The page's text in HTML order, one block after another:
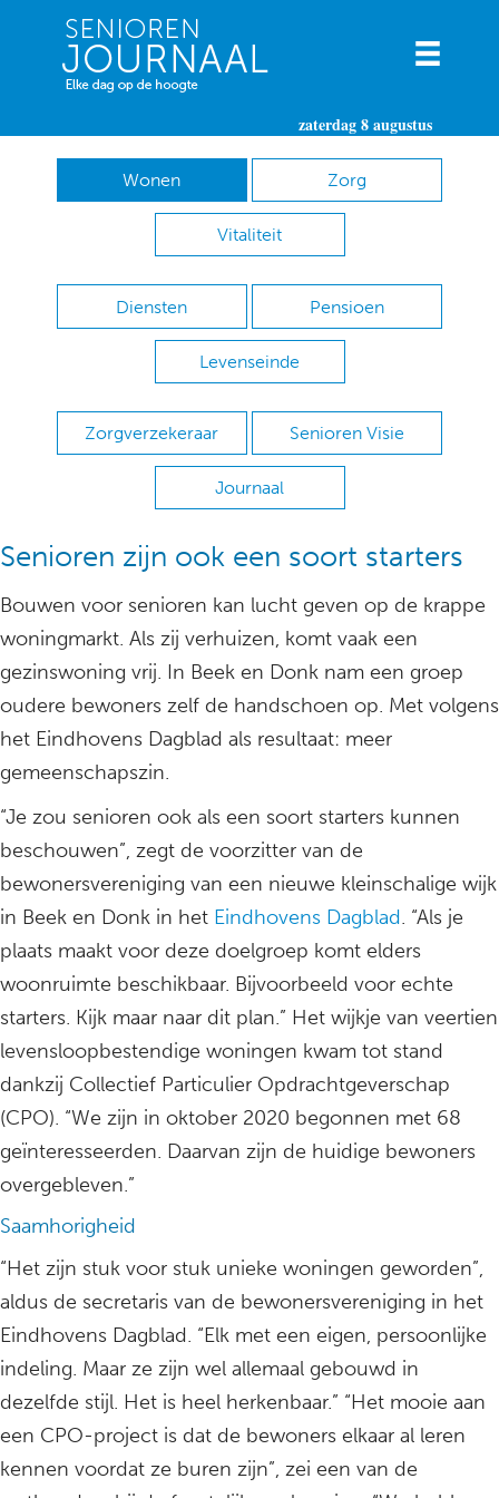
zaterdag 8 augustus
Wonen Zorg
Vitaliteit
Diensten Pensioen
Levenseinde
Zorgverzekeraar Senioren Visie
Journaal
Senioren zijn ook een soort starters
Bouwen voor senioren kan lucht geven op de krappe
woningmarkt. Als zij verhuizen, komt vaak een
gezinswoning vrij. In Beek en Donk nam een groep
oudere bewoners zelf de handschoen op. Met volgens
het Eindhovens Dagblad als resultaat: meer
gemeenschapszin.
“Je zou senioren ook als een soort starters kunnen
beschouwen”, zegt de voorzitter van de
bewonersvereniging van een nieuwe kleinschalige wijk
in Beek en Donk in het Eindhovens Dagblad. “Als je
plaats maakt voor deze doelgroep komt elders
woonruimte beschikbaar. Bijvoorbeeld voor echte
starters. Kijk maar naar dit plan.” Het wijkje van veertien
levensloopbestendige woningen kwam tot stand
dankzij Collectief Particulier Opdrachtgeverschap
(CPO). “We zijn in oktober 2020 begonnen met 68
geïnteresseerden. Daarvan zijn de huidige bewoners
overgebleven.”
Saamhorigheid
“Het zijn stuk voor stuk unieke woningen geworden”,
aldus de secretaris van de bewonersvereniging in het
Eindhovens Dagblad. “Elk met een eigen, persoonlijke
indeling. Maar ze zijn wel allemaal gebouwd in
dezelfde stijl. Het is heel herkenbaar.” “Het mooie aan
een CPO-project is dat de bewoners elkaar al leren
kennen voordat ze buren zijn”, zei een van de